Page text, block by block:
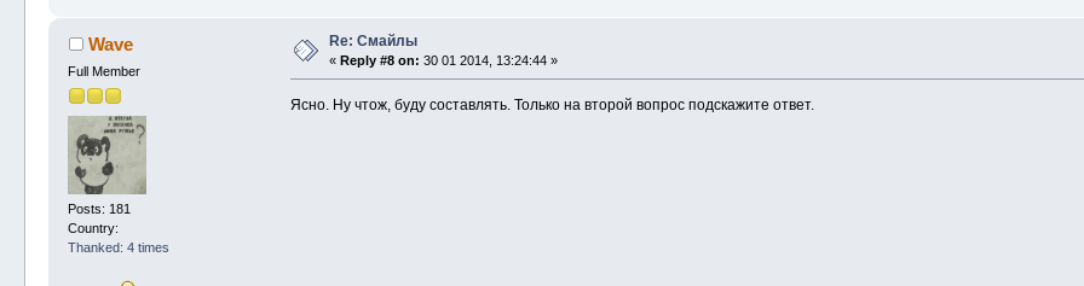
Wave
Full Member
Posts: 181
Country:
Thanked: 4 times
Re: Смайлы
«Reply #8 on: 30 01 2014, 13:24:44 »
Ясно. Ну чтож, буду составлять. Только на второй вопрос подскажите ответ.